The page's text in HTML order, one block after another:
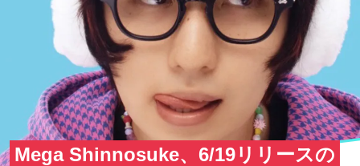
Mega Shinnosuke、6/19リリースの